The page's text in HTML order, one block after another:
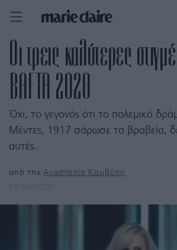
Οι τρεις καλύτερες
BAFTA 2020
Όχι, το γεγονός ότι το πολεμικό
Μέντες, 1917 σάρωσε τα βραβεία,
αυτές.
από τηνΑναστασία Καμβύση